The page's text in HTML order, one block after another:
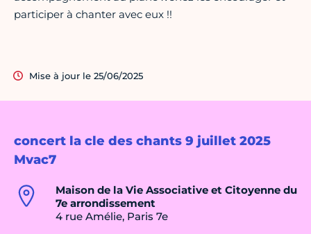
concert la cle des chants 9 juillet 2025
Mvac7
Maison de la Vie Associative et Citoyenne du
7e arrondissement
4 rue Amélie, Paris 7e
participer à chanter avec eux !!
Mise à jour le 25/06/2025